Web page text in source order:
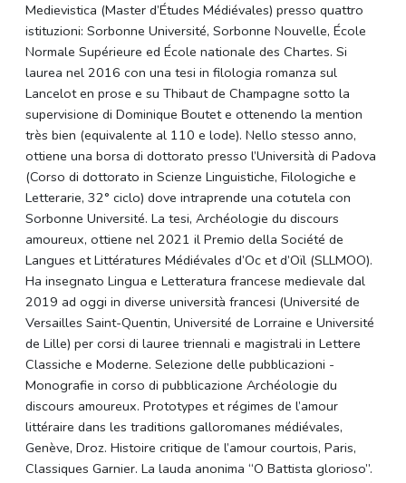
Medievistica (Master d’Études Médiévales) presso quattro
istituzioni: Sorbonne Université, Sorbonne Nouvelle, École
Normale Supérieure ed École nationale des Chartes. Si
laurea nel 2016 con una tesi in filologia romanza sul
Lancelot en prose e su Thibaut de Champagne sotto la
supervisione di Dominique Boutet e ottenendo la mention
très bien (equivalente al 110 e lode). Nello stesso anno,
ottiene una borsa di dottorato presso l’Università di Padova
(Corso di dottorato in Scienze Linguistiche, Filologiche e
Letterarie, 32° ciclo) dove intraprende una cotutela con
Sorbonne Université. La tesi, Archéologie du discours
amoureux, ottiene nel 2021 il Premio della Société de
Langues et Littératures Médiévales d’Oc et d’Oïl (SLLMOO).
Ha insegnato Lingua e Letteratura francese medievale dal
2019 ad oggi in diverse università francesi (Université de
Versailles Saint-Quentin, Université de Lorraine e Université
de Lille) per corsi di lauree triennali e magistrali in Lettere
Classiche e Moderne. Selezione delle pubblicazioni -
Monografie in corso di pubblicazione Archéologie du
discours amoureux. Prototypes et régimes de l’amour
littéraire dans les traditions galloromanes médiévales,
Genève, Droz. Histoire critique de l’amour courtois, Paris,
Classiques Garnier. La lauda anonima “O Battista glorioso”.